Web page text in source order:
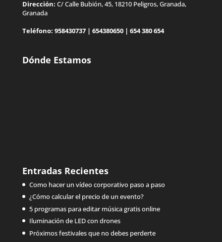
Dirección: C/ Calle Bubión, 45, 18210 Peligros, Granada,
Granada
Teléfono: 958430737| 654380650| 654 380 654
Dónde Estamos
Entradas Recientes
Como hacer un vídeo corporativo paso a paso
¿Cómo calcular el precio de un evento?
5 programas para editar música gratis online
Iluminación de LED con drones
Próximos festivales que no debes perderte